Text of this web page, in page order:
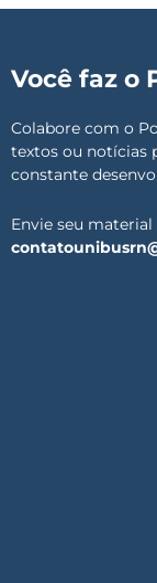
Você faz o
Colabore com o
textos ou notícias
constante
Envie seu